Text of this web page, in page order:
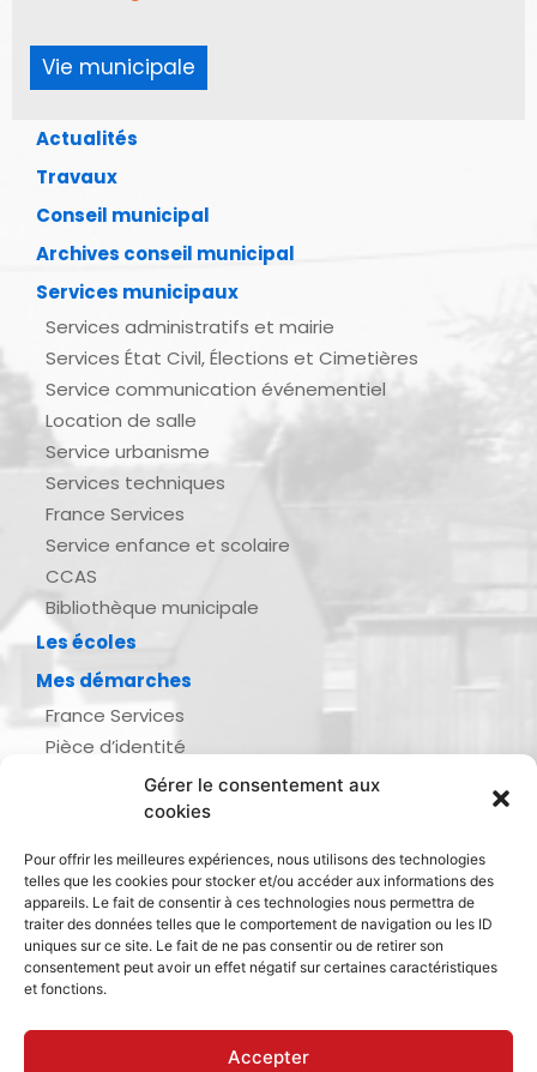
Gérer le consentement aux
cookies
Pour offrir les meilleures expériences, nous utilisons des technologies
telles que les cookies pour stocker et/ou accéder aux informations des
appareils. Le fait de consentir à ces technologies nous permettra de
traiter des données telles que le comportement de navigation ou les ID
uniques sur ce site. Le fait de ne pas consentir ou de retirer son
consentement peut avoir un effet négatif sur certaines caractéristiques
et fonctions.
Accepter
Vie municipale
Actualités
Travaux
Conseil municipal
Archives conseil municipal
Services municipaux
Services administratifs et mairie
Services État Civil, Élections et Cimetières
Service communication événementiel
Location de salle
Service urbanisme
Services techniques
France Services
Service enfance et scolaire
CCAS
Bibliothèque municipale
Les écoles
Mes démarches
France Services
Pièce d’identité
Demande d’actes d’état civil
Inscription listes électorales
Recensement militaire
Le journal de ma ville
Gestion des déchets